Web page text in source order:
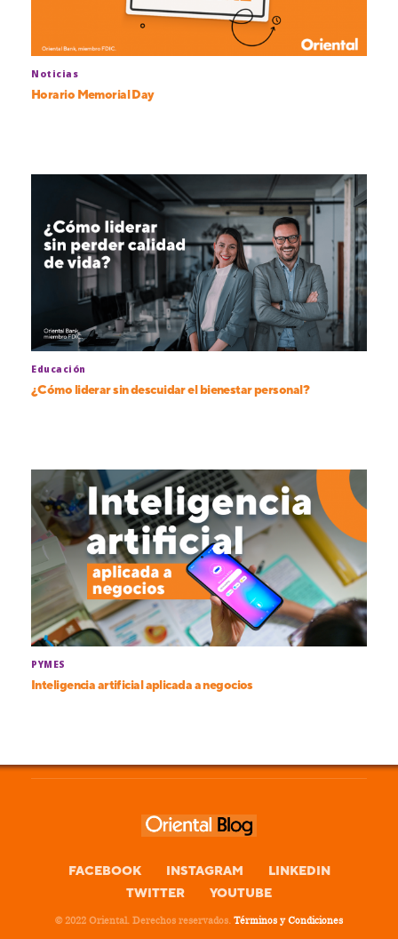
Noticias
Horario Memorial Day
Educación
¿Cómo liderar sin descuidar el bienestar personal?
PYMES
Inteligencia artificial aplicada a negocios
FACEBOOK INSTAGRAM
LINKEDIN
TWITTER
YOUTUBE
© 2022 Oriental. Derechos reservados. Términos y Condiciones